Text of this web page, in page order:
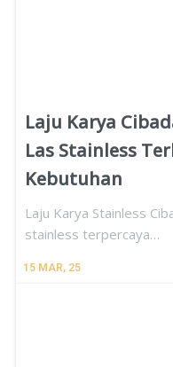
Laju Karya
Las Stainless
Kebutuhan
15 MAR, 25
Laju Karya Stainless
stainless terpercaya…